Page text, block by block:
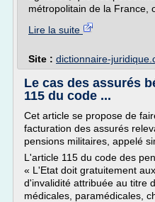
métropolitain de la France,
Lire la suite
Site : dictionnaire-
Le cas des assurés
115 du code ...
Cet article se propose de
facturation des assurés
pensions militaires, appelé
L'article 115 du code des
« L'Etat doit gratuitement
d'invalidité attribuée au titre
médicales, paramédicales,